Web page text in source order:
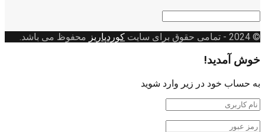
© 2024
- تمامی حقوق برای سایت کوردپاریز محفوظ می باشد.
خوش آمدید!
به حساب خود در زیر وارد شوید